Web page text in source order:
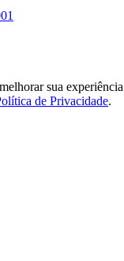
sua
de Privacidade.